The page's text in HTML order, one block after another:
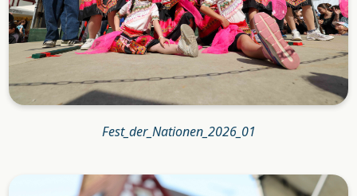
Fest_der_Nationen_2026_01